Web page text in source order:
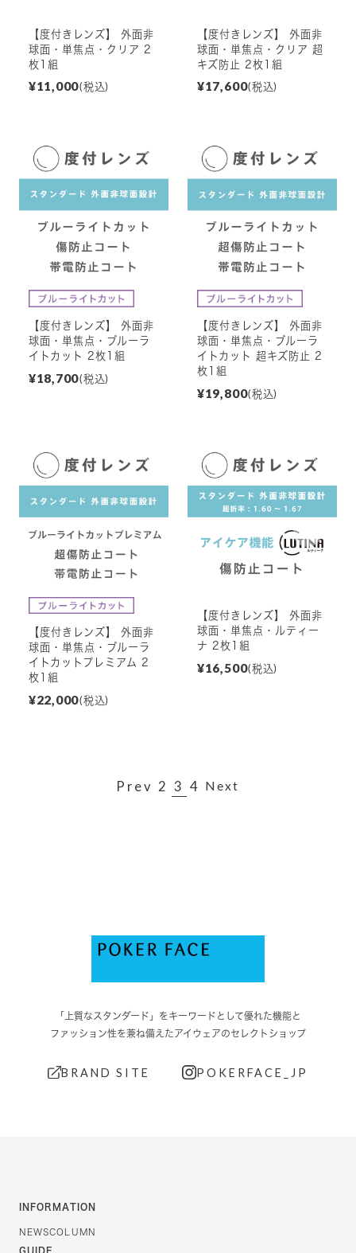
【度付きレンズ】 外面非
球面・単焦点・クリア 2
枚1組
¥11,000(税込)
【度付きレンズ】 外面非
球面・単焦点・クリア 超
キズ防止 2枚1組
¥17,600(税込)
【度付きレンズ】 外面非
球面・単焦点・ブルーラ
イトカット 2枚1組
¥18,700(税込)
【度付きレンズ】 外面非
球面・単焦点・ブルーラ
イトカット 超キズ防止 2
枚1組
¥19,800(税込)
【度付きレンズ】 外面非
球面・単焦点・ブルーラ
イトカットプレミアム 2
枚1組
¥22,000(税込)
【度付きレンズ】 外面非
球面・単焦点・ルティー
ナ 2枚1組
¥16,500(税込)
Prev 2 3 4 Next
「上質なスタンダード」をキーワードとして優れた機能と
ファッション性を兼ね備えたアイウェアのセレクトショップ
BRAND SITE POKERFACE_JP
INFORMATION
NEWSCOLUMN
GUIDE